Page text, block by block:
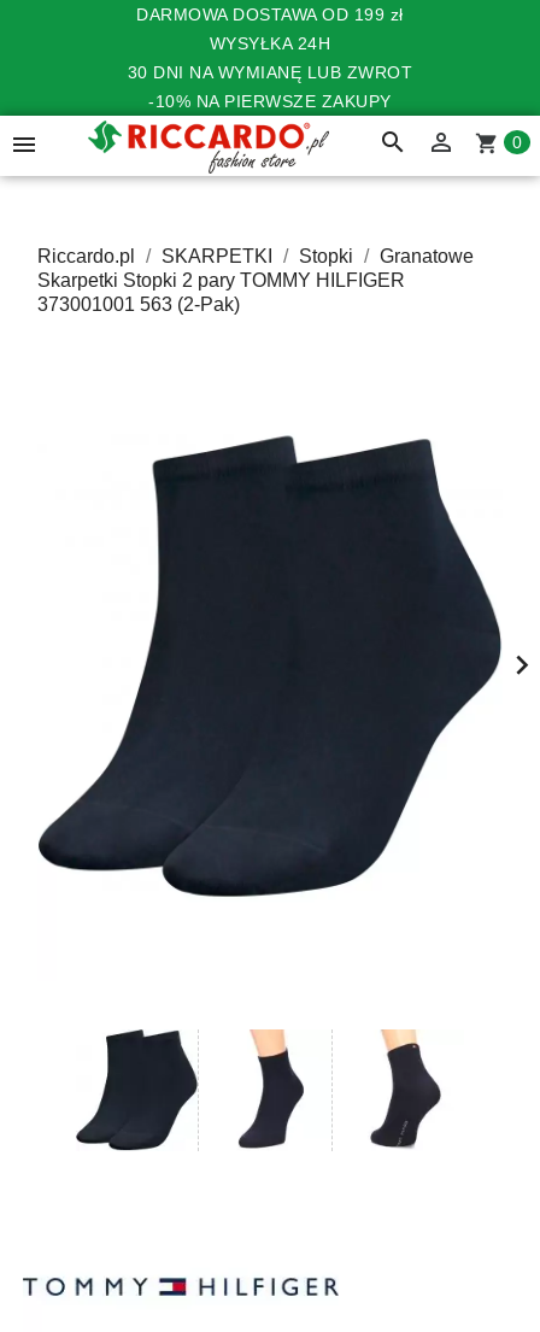
DARMOWA DOSTAWA OD 199 zł
WYSYŁKA 24H
30 DNI NA WYMIANĘ LUB ZWROT
-10% NA PIERWSZE ZAKUPY
 search  shopping_cart 0
Riccardo.pl SKARPETKI Stopki
Granatowe
Skarpetki Stopki 2 pary TOMMY HILFIGER
373001001 563 (2-Pak)
